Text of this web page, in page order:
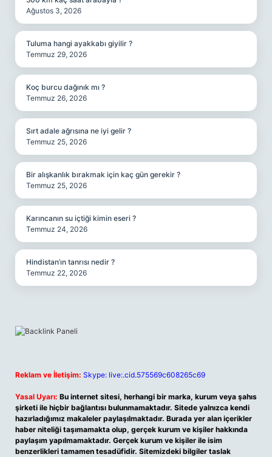
Ağustos 3, 2026
Tuluma hangi ayakkabı giyilir ?
Temmuz 29, 2026
Koç burcu dağınık mı ?
Temmuz 26, 2026
Sırt adale ağrısına ne iyi gelir ?
Temmuz 25, 2026
Bir alışkanlık bırakmak için kaç gün gerekir ?
Temmuz 25, 2026
Karıncanın su içtiği kimin eseri ?
Temmuz 24, 2026
Hindistan’ın tanrısı nedir ?
Temmuz 22, 2026
Reklam ve İletişim: Skype: live:.cid.575569c608265c69
Yasal Uyarı: Bu internet sitesi, herhangi bir marka, kurum veya şahıs
şirketi ile hiçbir bağlantısı bulunmamaktadır. Sitede yalnızca kendi
hazırladığımız makaleler paylaşılmaktadır. Burada yer alan içerikler
haber niteliği taşımamakta olup, gerçek kurum ve kişiler hakkında
paylaşım yapılmamaktadır. Gerçek kurum ve kişiler ile isim
benzerlikleri tamamen tesadüfidir. Sitemizdeki bilgiler taslak